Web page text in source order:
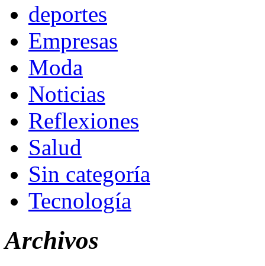
deportes
Empresas
Moda
Noticias
Reflexiones
Salud
Sin categoría
Tecnología
Archivos